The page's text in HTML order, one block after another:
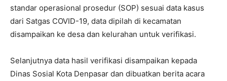
standar operasional prosedur (SOP) sesuai data kasus
dari Satgas COVID-19, data dipilah di kecamatan
disampaikan ke desa dan kelurahan untuk verifikasi.
Selanjutnya data hasil verifikasi disampaikan kepada
Dinas Sosial Kota Denpasar dan dibuatkan berita acara